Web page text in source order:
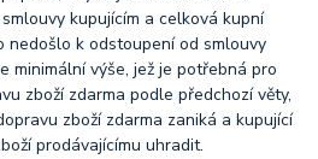
kupujícím a celková kupní
nedošlo k odstoupení od smlouvy
minimální výše, jež je potřebná pro
zboží zdarma podle předchozí věty,
zboží zdarma zaniká a kupující
prodávajícímu uhradit.